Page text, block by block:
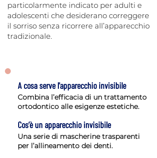
particolarmente indicato per adulti e
adolescenti che desiderano correggere
il sorriso senza ricorrere all’apparecchio
tradizionale.
A cosa serve l'apparecchio invisibile
Combina l’efficacia di un trattamento
ortodontico alle esigenze estetiche.
Cos’è un apparecchio invisibile
Una serie di mascherine trasparenti
per l’allineamento dei denti.